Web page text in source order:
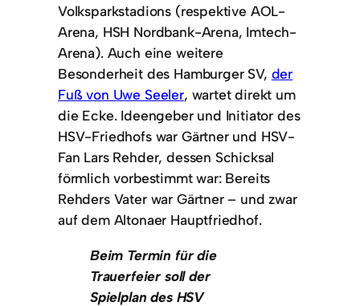
Volksparkstadions (respektive AOL-
Arena, HSH Nordbank-Arena, Imtech-
Arena). Auch eine weitere
Besonderheit des Hamburger SV, der
Fuß von Uwe Seeler, wartet direkt um
die Ecke. Ideengeber und Initiator des
HSV-Friedhofs war Gärtner und HSV-
Fan Lars Rehder, dessen Schicksal
förmlich vorbestimmt war: Bereits
Rehders Vater war Gärtner – und zwar
auf dem Altonaer Hauptfriedhof.
Beim Termin für die
Trauerfeier soll der
Spielplan des HSV